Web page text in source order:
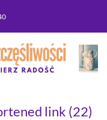
link (22)